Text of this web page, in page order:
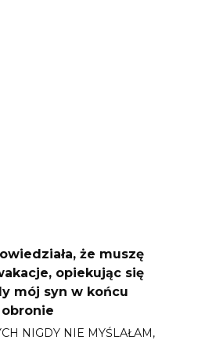
że ​​muszę
opiekując się
mój syn w końcu
obronie
NIGDY NIE MYŚLAŁAM,